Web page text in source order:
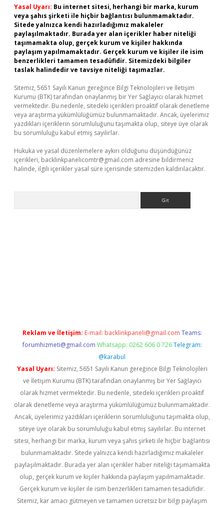
Yasal Uyarı: Bu internet sitesi, herhangi bir marka, kurum
veya şahıs şirketi ile hiçbir bağlantısı bulunmamaktadır.
Sitede yalnızca kendi hazırladığımız makaleler
paylaşılmaktadır. Burada yer alan içerikler haber niteliği
taşımamakta olup, gerçek kurum ve kişiler hakkında
paylaşım yapılmamaktadır. Gerçek kurum ve kişiler ile isim
benzerlikleri tamamen tesadüfidir. Sitemizdeki bilgiler
taslak halindedir ve tavsiye niteliği taşımazlar.
Sitemiz, 5651 Sayılı Kanun gereğince Bilgi Teknolojileri ve İletişim
Kurumu (BTK) tarafından onaylanmış bir Yer Sağlayıcı olarak hizmet
vermektedir. Bu nedenle, sitedeki içerikleri proaktif olarak denetleme
veya araştırma yükümlülüğümüz bulunmamaktadır. Ancak, üyelerimiz
yazdıkları içeriklerin sorumluluğunu taşımakta olup, siteye üye olarak
bu sorumluluğu kabul etmiş sayılırlar.
Hukuka ve yasal düzenlemelere aykırı olduğunu düşündüğünüz
içerikleri, backlinkpanelicomtr@gmail.com adresine bildirmeniz
halinde, ilgili içerikler yasal süre içerisinde sitemizden kaldırılacaktır.
Reklam ve İletişim: E-mail: backlinkpaneli@gmail.com Teams:
forumhizmeti@gmail.com Whatsapp: 0262 606 0 726 Telegram:
@karabul
Yasal Uyarı: Sitemiz, 5651 Sayılı Kanun gereğince Bilgi Teknolojileri
ve İletişim Kurumu (BTK) tarafından onaylanmış bir Yer Sağlayıcı
olarak hizmet vermektedir. Bu nedenle, sitedeki içerikleri proaktif
olarak denetleme veya araştırma yükümlülüğümüz bulunmamaktadır.
Ancak, üyelerimiz yazdıkları içeriklerin sorumluluğunu taşımakta olup,
siteye üye olarak bu sorumluluğu kabul etmiş sayılırlar. Bu internet
sitesi, herhangi bir marka, kurum veya şahıs şirketi ile hiçbir bağlantısı
bulunmamaktadır. Sitede yalnızca kendi hazırladığımız makaleler
paylaşılmaktadır. Burada yer alan içerikler haber niteliği taşımamakta
olup, gerçek kurum ve kişiler hakkında paylaşım yapılmamaktadır.
Gerçek kurum ve kişiler ile isim benzerlikleri tamamen tesadüfidir.
Sitemiz, kar amacı gütmeyen ve tamamen ücretsiz bir bilgi paylaşım